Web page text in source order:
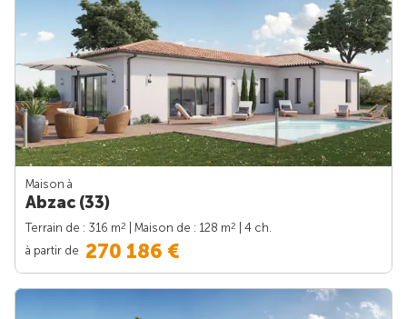
Maison à
Abzac (33)
Terrain de : 316 m2 | Maison de : 128 m2
| 4 ch.
à partir de 270 186 €